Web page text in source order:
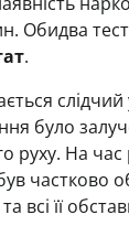
Обидва
.
було
руху. На
був частково
всі її